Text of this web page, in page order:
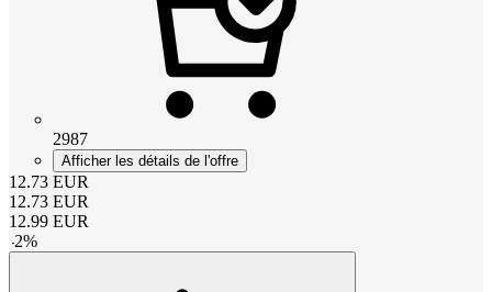
2987
Afficher les détails de l'offre
12.73 EUR
12.73 EUR
12.99 EUR
-2%